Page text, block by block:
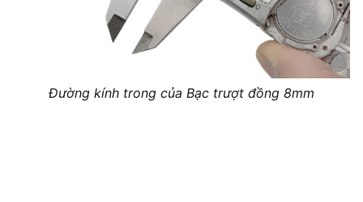
Đường kính trong của Bạc trượt đồng 8mm